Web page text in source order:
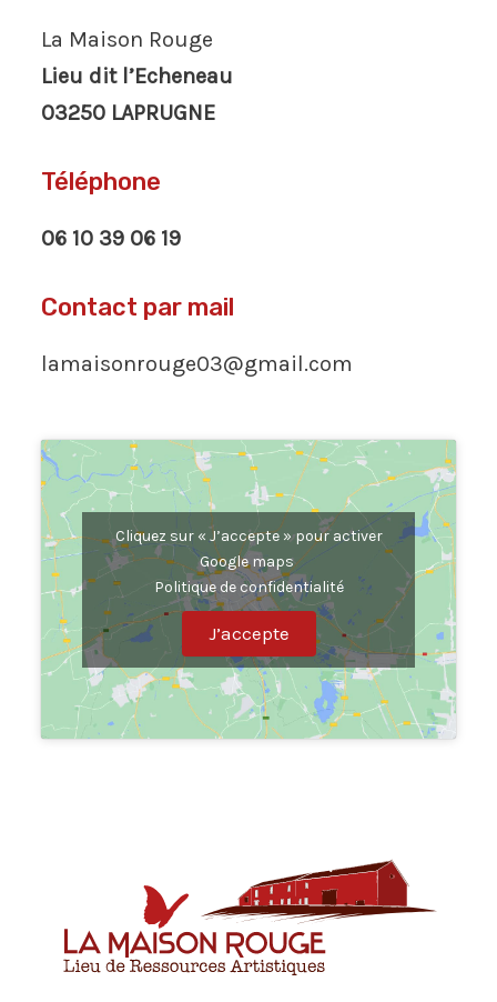
La Maison Rouge
Lieu dit l’Echeneau
03250 LAPRUGNE
Téléphone
06 10 39 06 19
Contact par mail
lamaisonrouge03@gmail.com
Cliquez sur « J’accepte » pour activer
Google maps
Politique de confidentialité
J’accepte